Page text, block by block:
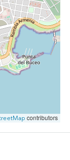
contributors